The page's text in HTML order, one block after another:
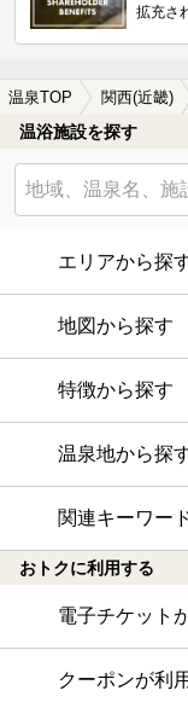
拡充さ
温泉TOP 関西(近畿)
温浴施設を探す
エリアから探
地図から探す
特徴から探す
温泉地から探
関連キーワー
おトクに利用する
電子チケット
クーポンが利